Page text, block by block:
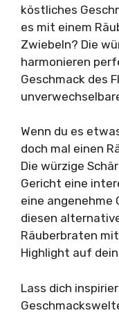
köstliches
es mit einem
Zwiebeln? Die
harmonieren
Geschmack des
Wenn du es
doch mal einen
Die würzige
Gericht eine
eine angenehme
diesen
Räuberbraten
Highlight auf
Lass dich